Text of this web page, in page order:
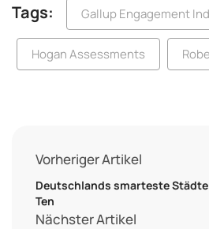
Tags: Gallup Engagement
Hogan Assessments
Vorheriger Artikel
Deutschlands smarteste
Ten
Nächster Artikel